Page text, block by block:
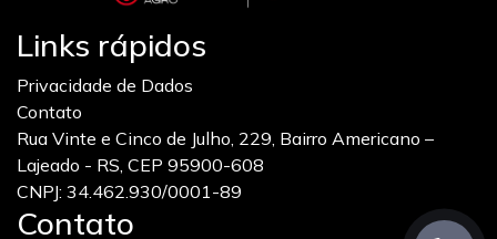
Links rápidos
Privacidade de Dados
Contato
Rua Vinte e Cinco de Julho, 229, Bairro Americano –
Lajeado - RS, CEP 95900-608
CNPJ: 34.462.930/0001-89
Contato